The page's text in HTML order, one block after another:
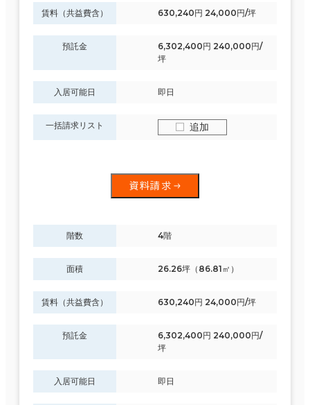
賃料（共益費含） 630,240円 24,000円/坪
預託金
6,302,400円 240,000円/
坪
入居可能日 即日
一括請求リスト 追加
資料請求
階数 4階
面積 26.26坪（86.81㎡）
賃料（共益費含） 630,240円 24,000円/坪
預託金
6,302,400円 240,000円/
坪
入居可能日 即日